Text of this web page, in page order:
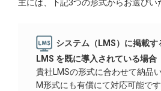
主には、下記3つの形式からお選びい
システム（LMS）に掲載す
LMS を既に導入されている場合
貴社LMSの形式に合わせて納品
M形式にも有償にて対応可能です